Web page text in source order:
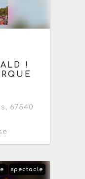
!
67540
spectacle